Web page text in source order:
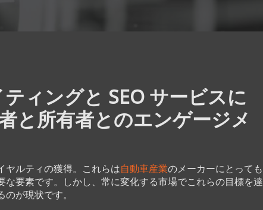
ィングと SEO サービスに
と所有者とのエンゲージメ
ヤルティの獲得。これらは自動車産業のメーカーにとっても
な要素です。しかし、常に変化する市場でこれらの目標を達
のが現状です。